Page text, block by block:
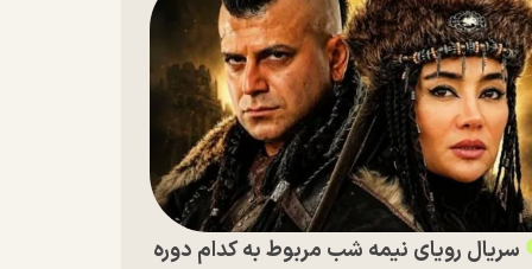
سریال رویای نیمه شب مربوط به کدام دوره